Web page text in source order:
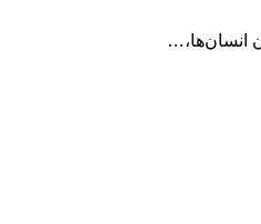
انسان‌ها،…